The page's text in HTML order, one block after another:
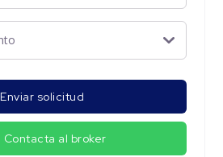
Enviar solicitud
Contacta al broker